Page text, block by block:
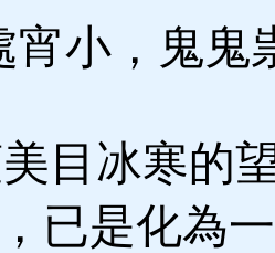
小，鬼鬼
目冰寒的
已是化為